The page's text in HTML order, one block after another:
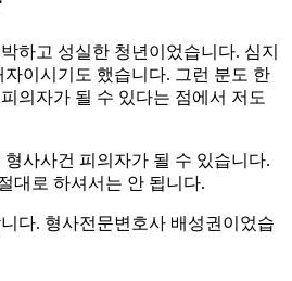
하고 성실한 청년이었습니다. 심지
이시기도 했습니다. 그런 분도 한
의자가 될 수 있다는 점에서 저도
사사건 피의자가 될 수 있습니다.
대로 하셔서는 안 됩니다.
다. 형사전문변호사 배성권이었습